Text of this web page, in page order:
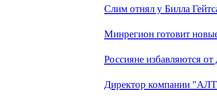
Слим отнял у Билла
Минрегион готовит
Россияне избавляются от
Директор компании